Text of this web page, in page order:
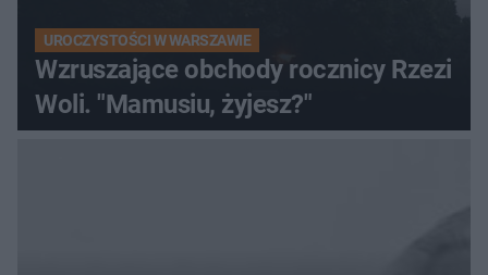
UROCZYSTOŚCI W WARSZAWIE
Wzruszające obchody rocznicy Rzezi
Woli. "Mamusiu, żyjesz?"